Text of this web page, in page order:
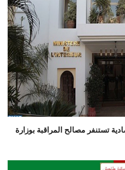
تستنفر مصالح المراقبة بوزارة